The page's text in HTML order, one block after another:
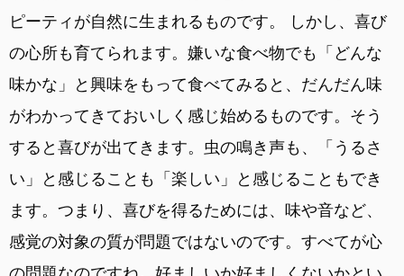
ピーティが自然に生まれるものです。 しかし、喜び
の心所も育てられます。嫌いな食べ物でも「どんな
味かな」と興味をもって食べてみると、だんだん味
がわかってきておいしく感じ始めるものです。そう
すると喜びが出てきます。虫の鳴き声も、「うるさ
い」と感じることも「楽しい」と感じることもでき
ます。つまり、喜びを得るためには、味や音など、
感覚の対象の質が問題ではないのです。すべてが心